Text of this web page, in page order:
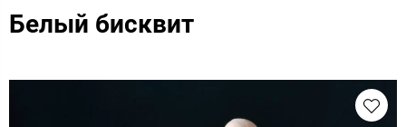
Белый бисквит